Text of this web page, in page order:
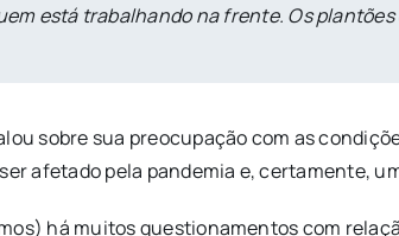
está trabalhando na frente. Os
sobre sua preocupação com as
afetado pela pandemia e, certamente,
há muitos questionamentos com